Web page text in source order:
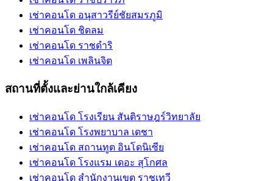
เช่าคอนโด อนุสาวรีย์ชัยสมรภูมิ
เช่าคอนโด ชิดลม
เช่าคอนโด ราชดำริ
เช่าคอนโด เพลินจิต
สถานที่ตั้งและย่านใกล้เคียง
เช่าคอนโด โรงเรียน สันติราษฎร์วิทยาลัย
เช่าคอนโด โรงพยาบาล เดชา
เช่าคอนโด สถานทูต อินโดนิเซีย
เช่าคอนโด โรงแรม เดอะ สุโกศล
เช่าคอนโด สำนักงานเขต ราชเทวี